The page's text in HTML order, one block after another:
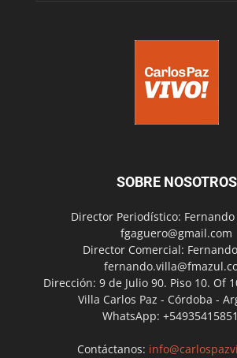
SOBRE NOSOTROS
Director Periodístico: Fernando
fgaguero@gmail.com
Director Comercial:
Dirección: 9 de Julio 90. Piso 10. Of
Villa Carlos Paz - Córdoba -
WhatsApp:
Contáctanos: